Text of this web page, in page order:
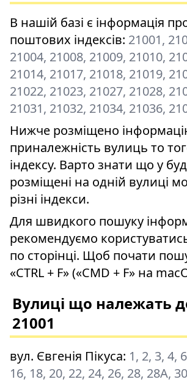
В нашій базі є інформація
поштових індексів: 21001,
21004, 21008, 21009, 21010,
21014, 21017, 21018, 21019,
21022, 21023, 21027, 21028,
21031, 21032, 21034, 21036,
Нижче розміщено
приналежність вулиць то
індексу. Варто знати що у
розміщені на одній вулиці
різні індекси.
Для швидкого пошуку
рекомендуємо
по сторінці. Щоб почати
«CTRL + F» («CMD + F» на
Вулиці що належать
21001
вул. Євгенія Пікуса: 1, 2, 3, 4,
16, 18, 20, 22, 24, 26, 28, 28А,